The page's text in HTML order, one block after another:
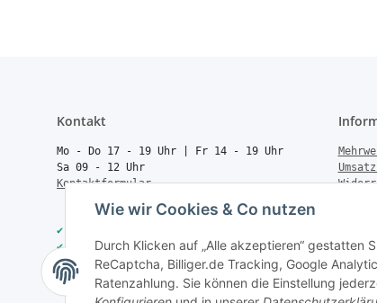
Wie wir Cookies & Co nutzen
Durch Klicken auf „Alle akzeptieren“ gestatten
ReCaptcha, Billiger.de Tracking, Google
Ratenzahlung. Sie können die Einstellung
Kontakt
Mo - Do 17 - 19 Uhr | Fr 14 - 19 Uhr
Sa 09 - 12 Uhr
Kontaktformular
✔
✔
Trusted Shops zertifiziert
✔ Schneller Versand
✔ Persönliche Fachberatung
Geld
Über
FAQ